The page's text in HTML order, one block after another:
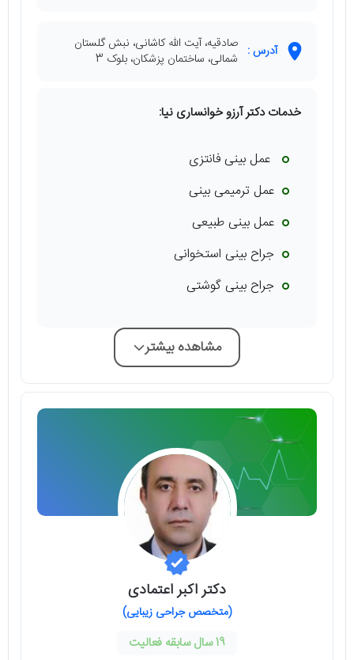
آدرس : صادقیه، آیت الله کاشانی، نبش گلستان
شمالی، ساختمان پزشکان، بلوک 3
خدمات دکتر آرزو خوانساری نیا:
عمل بینی فانتزی
عمل ترمیمی بینی
عمل بینی طبیعی ‌
جراح بینی استخوانی
جراح بینی گوشتی
مشاهده بیشتر
دکتر اکبر اعتمادی
(متخصص جراحی زیبایی)
19 سال سابقه فعالیت